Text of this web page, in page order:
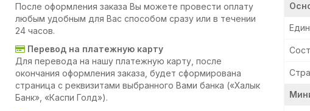
После оформления заказа Вы можете провести оплату
любым удобным для Вас способом сразу или в течении
24 часов.
Перевод на платежную карту
Для перевода на нашу платежную карту, после
окончания оформления заказа, будет сформирована
страница с реквизитами выбранного Вами банка («Халык
Банк», «Каспи Голд»).